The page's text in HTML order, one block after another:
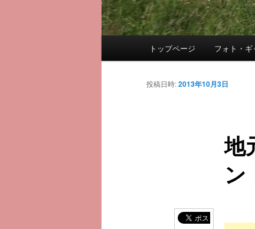
メ
イ
トップページ フォト・ギ
地
ン
投稿日時:2013年10月3日